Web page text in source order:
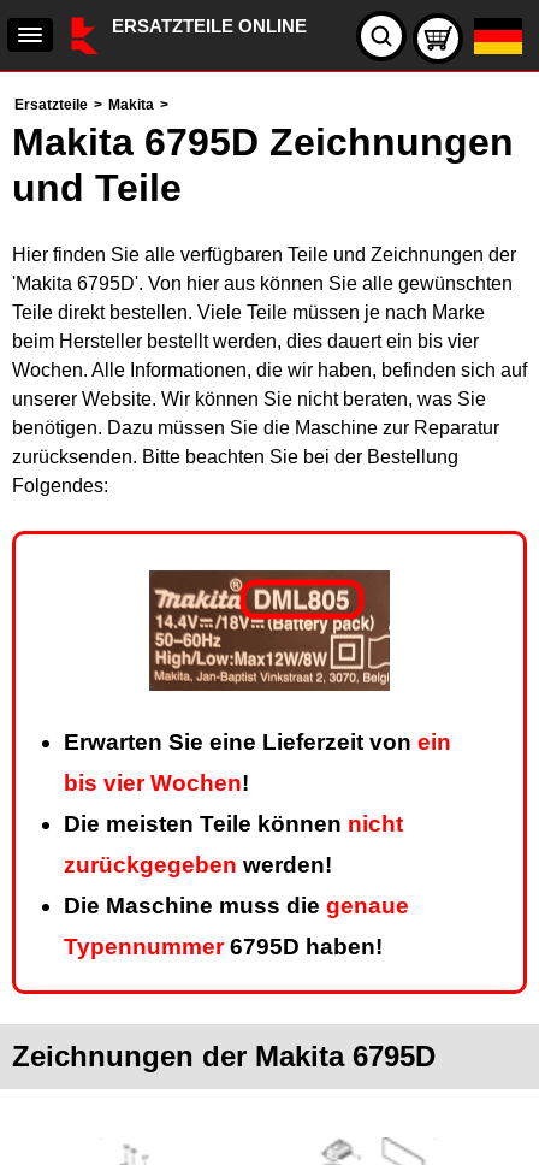
ERSATZTEILE ONLINE
Ersatzteile > Makita >
Makita 6795D Zeichnungen
und Teile
Hier finden Sie alle verfügbaren Teile und Zeichnungen der
'Makita 6795D'. Von hier aus können Sie alle gewünschten
Teile direkt bestellen. Viele Teile müssen je nach Marke
beim Hersteller bestellt werden, dies dauert ein bis vier
Wochen. Alle Informationen, die wir haben, befinden sich auf
unserer Website. Wir können Sie nicht beraten, was Sie
benötigen. Dazu müssen Sie die Maschine zur Reparatur
zurücksenden. Bitte beachten Sie bei der Bestellung
Folgendes:
Erwarten Sie eine Lieferzeit von ein
bis vier Wochen!
Die meisten Teile können nicht
zurückgegeben werden!
Die Maschine muss die genaue
Typennummer6795D haben!
Zeichnungen der Makita 6795D